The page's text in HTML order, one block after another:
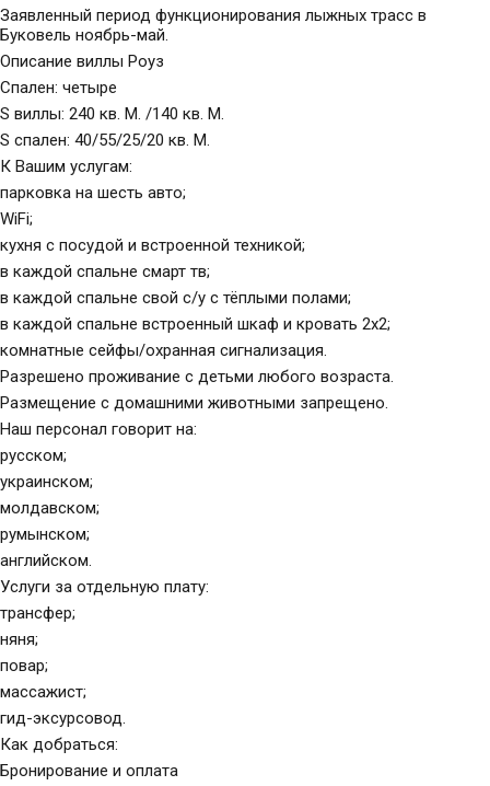
Заявленный период функционирования лыжных трасс в
Буковель ноябрь-май.
Описание виллы Роуз
Спален: четыре
S виллы: 240 кв. М. /140 кв. М.
S спален: 40/55/25/20 кв. М.
К Вашим услугам:
парковка на шесть авто;
WiFi;
кухня с посудой и встроенной техникой;
в каждой спальне смарт тв;
в каждой спальне свой с/у с тёплыми полами;
в каждой спальне встроенный шкаф и кровать 2х2;
комнатные сейфы/охранная сигнализация.
Разрешено проживание с детьми любого возраста.
Размещение с домашними животными запрещено.
Наш персонал говорит на:
русском;
украинском;
молдавском;
румынском;
английском.
Услуги за отдельную плату:
трансфер;
няня;
повар;
массажист;
гид-эксурсовод.
Как добраться:
Бронирование и оплата